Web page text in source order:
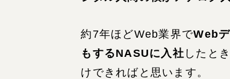
約7年ほどWeb業界でWeb
もするNASUに入社 したと
けできればと思います。